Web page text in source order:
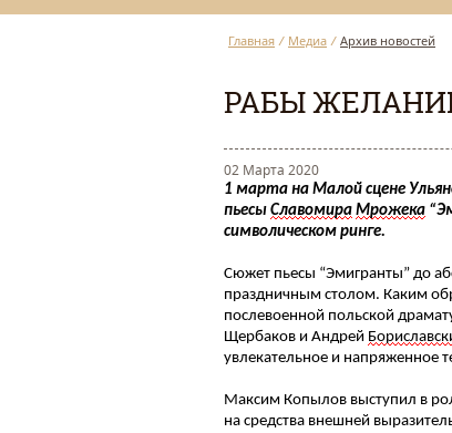
Главная / Медиа / Архив новостей
РАБЫ
02 Марта 2020
1 марта на Малой сцене
пьесы Славомира Мрожека
символическом ринге.
Сюжет пьесы “Эмигранты” до
праздничным столом. Каким
послевоенной польской
Щербаков и Андрей
увлекательное и напряженное
Максим Копылов выступил в
на средства внешней